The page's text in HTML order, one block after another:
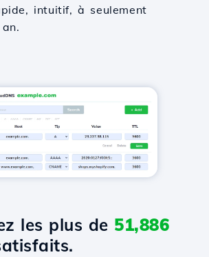
intuitif, à seulement
les plus de 51,886